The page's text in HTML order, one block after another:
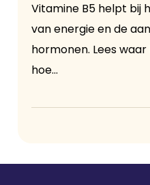
Vitamine B5 helpt bij
van energie en de
hormonen. Lees
hoe...